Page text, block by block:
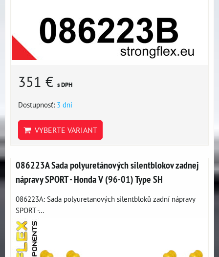
351 € s DPH
Dostupnosť: 3 dni
VYBERTE VARIANT
086223A Sada polyuretánových silentblokov zadnej
nápravy SPORT - Honda V (96-01) Type SH
086223A: Sada polyuretanových silentbloků zadní nápravy
SPORT -...